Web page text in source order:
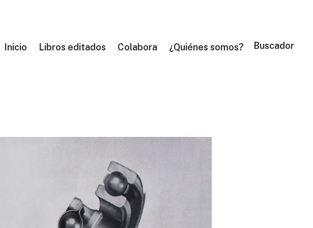
Inicio Libros editados Colabora ¿Quiénes somos? Buscador